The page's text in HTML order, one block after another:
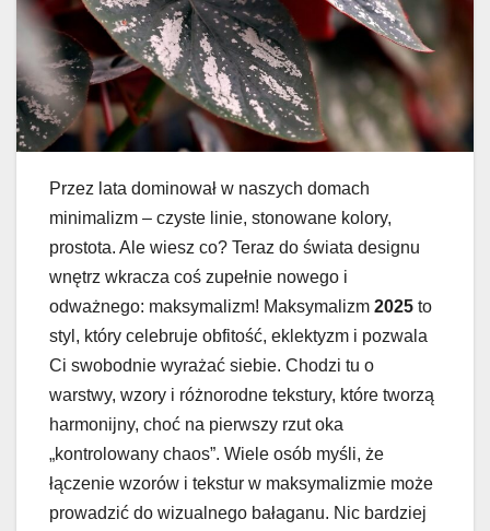
Przez lata dominował w naszych domach
minimalizm – czyste linie, stonowane kolory,
prostota. Ale wiesz co? Teraz do świata designu
wnętrz wkracza coś zupełnie nowego i
odważnego: maksymalizm! Maksymalizm 2025 to
styl, który celebruje obfitość, eklektyzm i pozwala
Ci swobodnie wyrażać siebie. Chodzi tu o
warstwy, wzory i różnorodne tekstury, które tworzą
harmonijny, choć na pierwszy rzut oka
„kontrolowany chaos”. Wiele osób myśli, że
łączenie wzorów i tekstur w maksymalizmie może
prowadzić do wizualnego bałaganu. Nic bardziej